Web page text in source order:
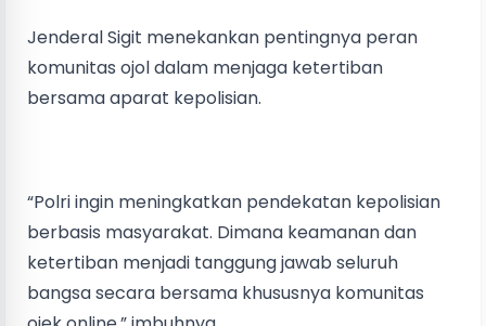
Jenderal Sigit menekankan pentingnya peran
komunitas ojol dalam menjaga ketertiban
bersama aparat kepolisian.
“Polri ingin meningkatkan pendekatan kepolisian
berbasis masyarakat. Dimana keamanan dan
ketertiban menjadi tanggung jawab seluruh
bangsa secara bersama khususnya komunitas